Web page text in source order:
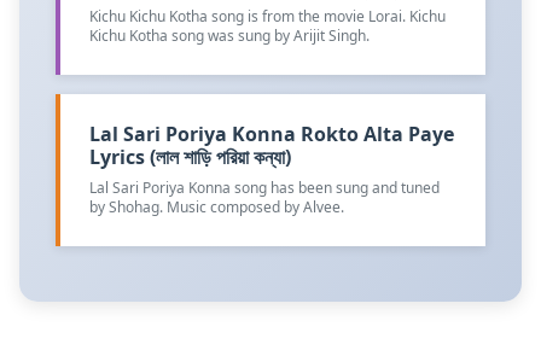
Kichu Kichu Kotha song is from the movie Lorai. Kichu
Kichu Kotha song was sung by Arijit Singh.
Lal Sari Poriya Konna Rokto Alta Paye
Lyrics (লাল শাড়ি পরিয়া কন্যা)
Lal Sari Poriya Konna song has been sung and tuned
by Shohag. Music composed by Alvee.